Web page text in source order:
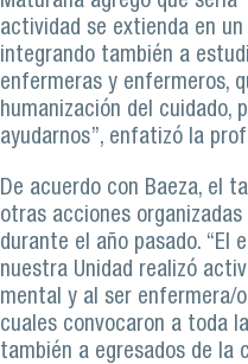
actividad se extienda en
integrando también a
enfermeras y enfermeros,
humanización del cuidado,
ayudarnos”, enfatizó la
De acuerdo con Baeza, el
otras acciones
durante el año pasado. “El
nuestra Unidad realizó
mental y al ser enfermera/
cuales convocaron a toda
también a egresados de la